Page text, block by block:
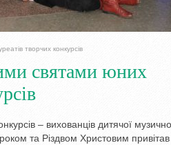
творчих конкурсів
святами юних
– вихованців дитячої
та Різдвом Христовим